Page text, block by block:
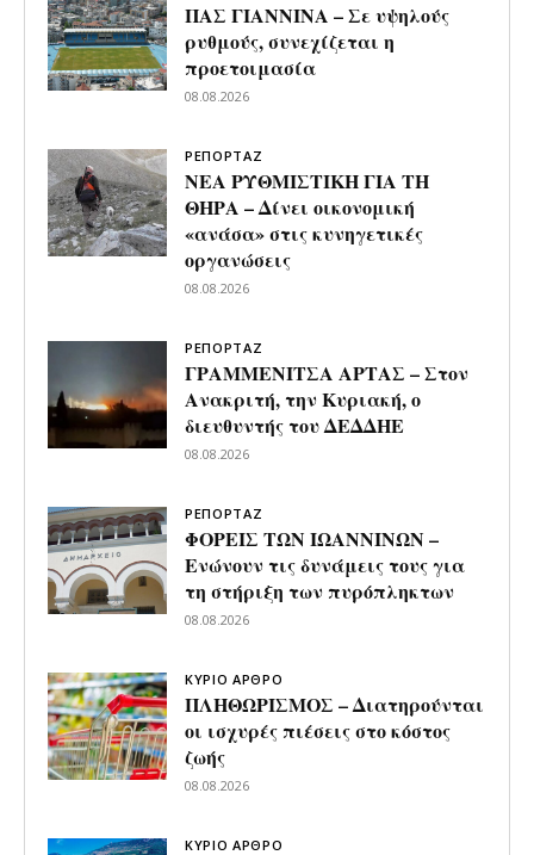
ΠΑΣ ΓΙΑΝΝΙΝΑ – Σε υψηλούς
ρυθμούς, συνεχίζεται η
προετοιμασία
08.08.2026
ΡΕΠΟΡΤΑΖ
ΝΕΑ ΡΥΘΜΙΣΤΙΚΗ ΓΙΑ ΤΗ
ΘΗΡΑ – Δίνει οικονομική
«ανάσα» στις κυνηγετικές
οργανώσεις
08.08.2026
ΡΕΠΟΡΤΑΖ
ΓΡΑΜΜΕΝΙΤΣΑ ΑΡΤΑΣ – Στον
Ανακριτή, την Κυριακή, ο
διευθυντής του ΔΕΔΔΗΕ
08.08.2026
ΡΕΠΟΡΤΑΖ
ΦΟΡΕΙΣ ΤΩΝ ΙΩΑΝΝΙΝΩΝ –
Ενώνουν τις δυνάμεις τους για
τη στήριξη των πυρόπληκτων
08.08.2026
ΚΥΡΙΟ ΑΡΘΡΟ
ΠΛΗΘΩΡΙΣΜΟΣ – Διατηρούνται
οι ισχυρές πιέσεις στο κόστος
ζωής
08.08.2026
ΚΥΡΙΟ ΑΡΘΡΟ